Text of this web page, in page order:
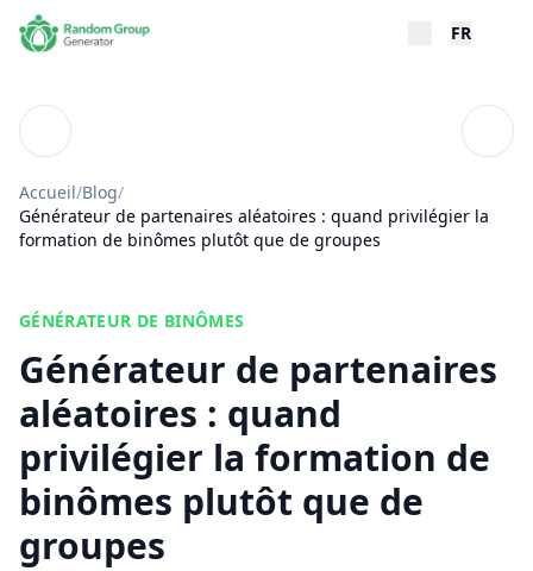
FR
Blog
Accueil/Blog/
Générateur de partenaires aléatoires : quand privilégier la
formation de binômes plutôt que de groupes
GÉNÉRATEUR DE BINÔMES
Générateur de partenaires
aléatoires : quand
privilégier la formation de
binômes plutôt que de
groupes